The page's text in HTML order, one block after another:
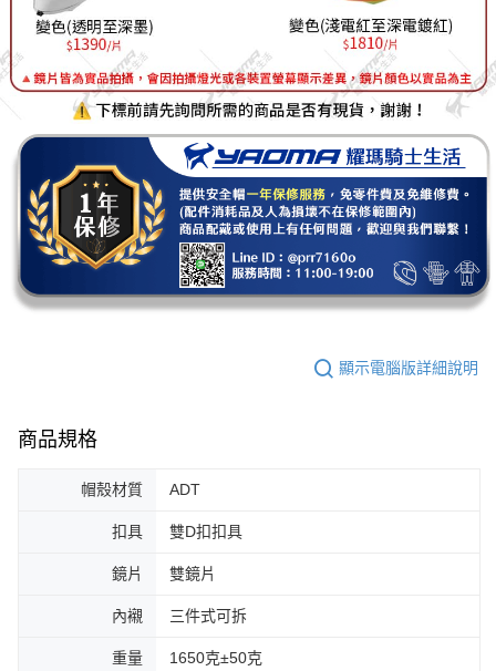
顯示電腦版詳細說明
商品規格
帽殼材質 ADT
扣具 雙D扣扣具
鏡片 雙鏡片
內襯 三件式可拆
重量 1650克±50克